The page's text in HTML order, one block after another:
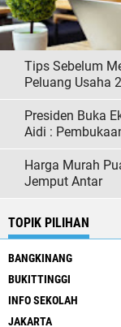
Tips Sebelum
Peluang Usaha
Presiden Buka
Aidi :
Harga Murah
Jemput Antar
TOPIK PILIHAN
BANGKINANG
BUKITTINGGI
INFO SEKOLAH
JAKARTA